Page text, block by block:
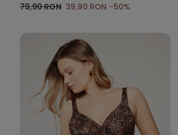
79,90 RON 39,90 RON -50%